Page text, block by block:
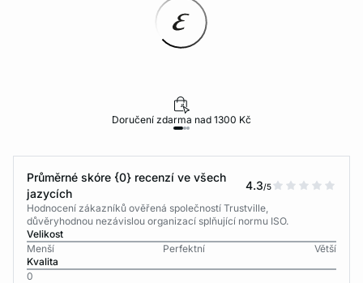
Doručení zdarma nad 1300 Kč
Průměrné skóre {0} recenzí ve všech
jazycích
4.3/5
Hodnocení zákazníků ověřená společností Trustville,
důvěryhodnou nezávislou organizací splňující normu ISO.
Velikost
Menší
Perfektní
Větší
Kvalita
0